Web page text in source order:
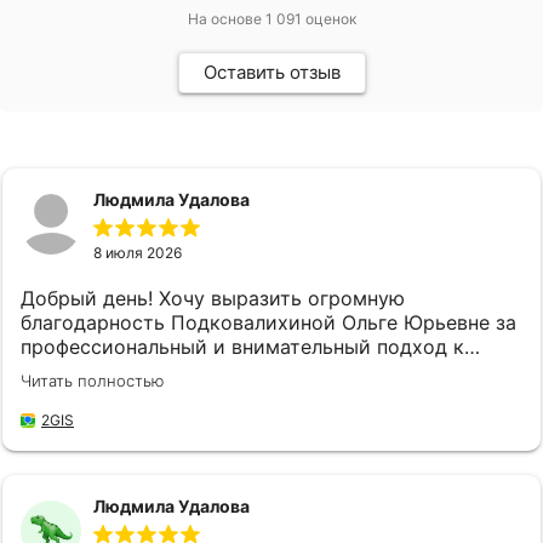
На основе 1 091 оценок
Оставить отзыв
Людмила Удалова
8 июля 2026
Добрый день! Хочу выразить огромную
благодарность Подковалихиной Ольге Юрьевне за
профессиональный и внимательный подход к
своей работе, за качественное и быстрое
обслуживание! Не впервые обращаюсь в "
Страховой Дом ДБК", и каждый раз меня приятно
потребности и предложить наилучшие решения,
Читать полностью
2GIS
Людмила Удалова